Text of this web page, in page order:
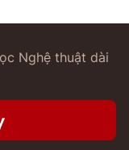
Nghệ thuật dài